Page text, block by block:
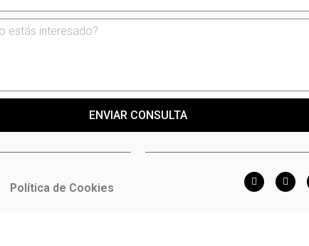
ENVIAR CONSULTA
Política de Cookies